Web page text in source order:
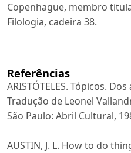
Copenhague, membro
Filologia, cadeira 38.
Referências
ARISTÓTELES. Tópicos.
Tradução de Leonel
São Paulo: Abril Cultural,
AUSTIN, J. L. How to do